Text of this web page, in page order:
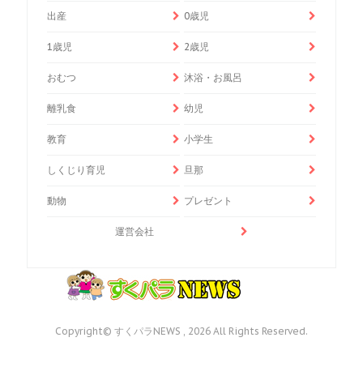
出産 0歳児
1歳児 2歳児
おむつ 沐浴・お風呂
離乳食 幼児
教育 小学生
しくじり育児 旦那
動物 プレゼント
運営会社
Copyright© すくパラNEWS , 2026 All Rights Reserved.